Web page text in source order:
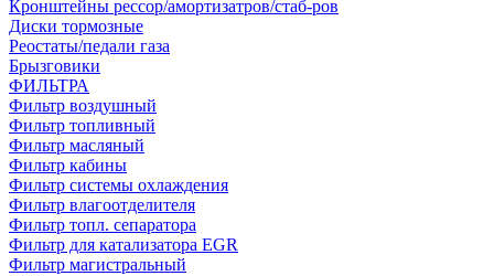
Кронштейны рессор/амортизатров/стаб-ров
Диски тормозные
Реостаты/педали газа
Брызговики
ФИЛЬТРА
Фильтр воздушный
Фильтр топливный
Фильтр масляный
Фильтр кабины
Фильтр системы охлаждения
Фильтр влагоотделителя
Фильтр топл. сепаратора
Фильтр для катализатора EGR
Фильтр магистральный